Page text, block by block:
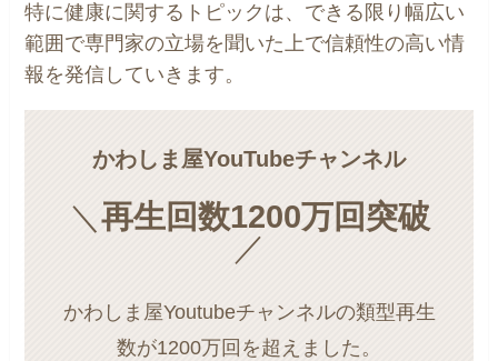
特に健康に関するトピックは、できる限り幅広い
範囲で専門家の立場を聞いた上で信頼性の高い情
報を発信していきます。
かわしま屋YouTubeチャンネル
＼ 再生回数1200万回突破
／
かわしま屋Youtubeチャンネルの類型再生
数が1200万回を超えました。